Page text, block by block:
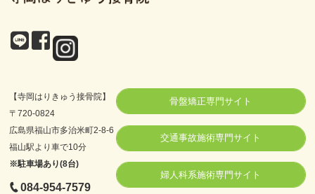
【寺岡はりきゅう接骨院】
〒720-0824
広島県福山市多治米町2-8-6
福山駅より車で10分
※駐車場あり(8台)
084-954-7579
骨盤矯正専門サイト
交通事故施術専門サイト
婦人科系施術専門サイト